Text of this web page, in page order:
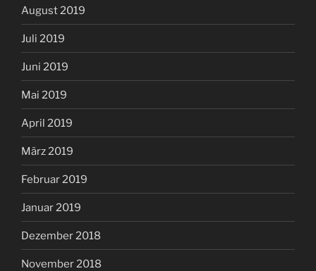
August 2019
Juli 2019
Juni 2019
Mai 2019
April 2019
März 2019
Februar 2019
Januar 2019
Dezember 2018
November 2018